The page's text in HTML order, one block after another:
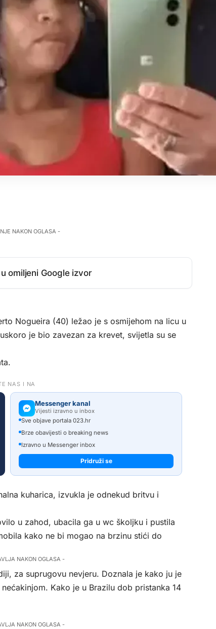
NAKON OGLASA -
omiljeni Google izvor
Nogueira (40) ležao je s osmijehom na licu u
je bio zavezan za krevet, svijetla su se
.
NAS I NA
Messenger kanal
Vijesti izravno u inbox
Sve objave portala 023.hr
Brze obavijesti o breaking news
Izravno u Messenger inbox
Pridruži se
kuharica, izvukla je odnekud britvu i
u zahod, ubacila ga u wc školjku i pustila
kako ne bi mogao na brzinu stići do
NAKON OGLASA -
za suprugovu nevjeru. Doznala je kako ju je
Kako je u Brazilu dob pristanka 14
NAKON OGLASA -